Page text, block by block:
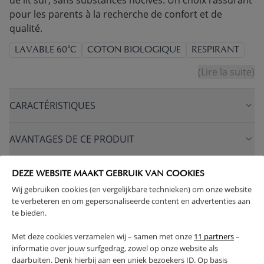
DEZE WEBSITE MAAKT GEBRUIK VAN COOKIES
Wij gebruiken cookies (en vergelijkbare technieken) om onze website
te verbeteren en om gepersonaliseerde content en advertenties aan
te bieden.
Met deze cookies verzamelen wij – samen met onze 11 partners–
informatie over jouw surfgedrag, zowel op onze website als
daarbuiten. Denk hierbij aan een uniek bezoekers ID. Op basis
pour les parents à la recherche de confort et de
qualité.
LAVABLE 60°C COTON BIOLOGIQUE RESPIRANT
(Lire la suite)
CARACTÉRISTIQUES
AVANTAGES DE CE PRODUIT
FAQ
RETOURS